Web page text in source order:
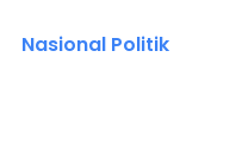
Nasional Politik